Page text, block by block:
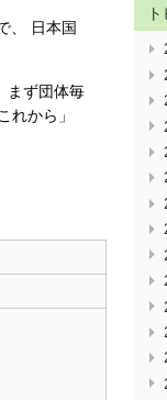
、 日本国
まず団体毎
から」